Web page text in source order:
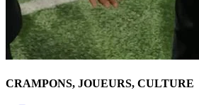
CRAMPONS, JOUEURS, CULTURE